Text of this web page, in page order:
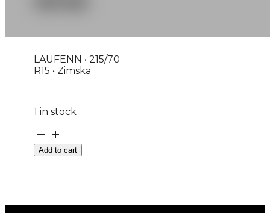
LAUFENN • 215/70
R15 • Zimska
1 in stock
GUMA
LT
LAUFENN
Add to cart